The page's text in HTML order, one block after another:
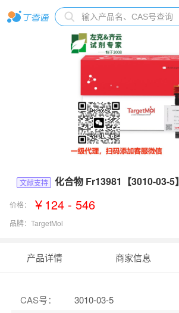
文献支持 化合物 Fr13981【3010-03-5】
价格： ￥124 - 546
品牌： TargetMol
产品详情 商家信息
CAS号：
3010-03-5